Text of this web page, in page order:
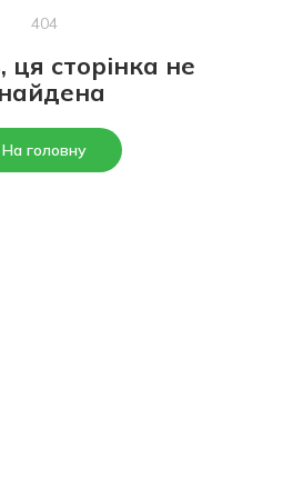
404
сторінка не
На головну